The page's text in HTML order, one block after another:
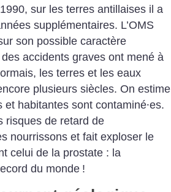
sur les terres antillaises il a
supplémentaires. L’OMS
son possible caractère
accidents graves ont mené à
les terres et les eaux
plusieurs siècles. On estime
habitantes sont contaminé⸱es.
risques de retard de
nourrissons et fait exploser le
celui de la prostate : la
du monde !